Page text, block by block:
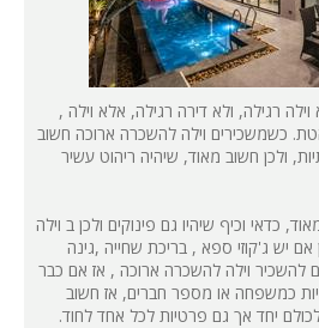
רגילה, ולא דירה רגילה, אלא וילה ,
כשמשכירים וילה להשכרה ארוכה חשוב
ולכן חשוב מאוד, שיהיה ריהוט עשיר
כדאי וכיף שיהיו גם פינוקים ולכן ב וילה
יש ג'קוזי ספא , בריכת שחייה ,גינה
להשכיר וילה להשכרה ארוכה , אז אם כבר
כמשפחה או מספר חברים, אז חשוב
יחד אך גם פרטיות לכל אחד לחוד.